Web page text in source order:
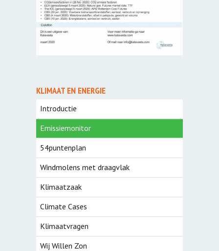
KLIMAAT EN ENERGIE
Introductie
Emissiemonitor
54puntenplan
Windmolens met draagvlak
Klimaatzaak
Climate Cases
Klimaatvragen
Wij Willen Zon